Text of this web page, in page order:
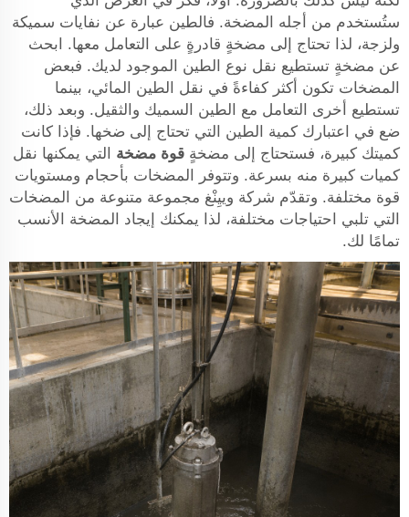
ستُستخدم من أجله المضخة. فالطين عبارة عن نفايات سميكة
ولزجة، لذا تحتاج إلى مضخةٍ قادرةٍ على التعامل معها. ابحث
عن مضخةٍ تستطيع نقل نوع الطين الموجود لديك. فبعض
المضخات تكون أكثر كفاءةً في نقل الطين المائي، بينما
تستطيع أخرى التعامل مع الطين السميك والثقيل. وبعد ذلك،
ضع في اعتبارك كمية الطين التي تحتاج إلى ضخها. فإذا كانت
كميتك كبيرة، فستحتاج إلى مضخةٍ قوة مضخة
التي يمكنها نقل
كميات كبيرة منه بسرعة. وتتوفر المضخات بأحجام ومستويات
قوة مختلفة. وتقدّم شركة وييِنْغ مجموعة متنوعة من المضخات
التي تلبي احتياجات مختلفة، لذا يمكنك إيجاد المضخة الأنسب
تمامًا لك.